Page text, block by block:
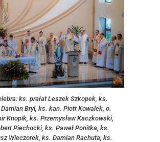
ks. prałat Leszek Szkopek, ks.
Bryl, ks. kan. Piotr Kowalek, o.
Knopik, ks. Przemysław Kaczkowski,
Piechocki, ks. Paweł Ponitka, ks.
Wieczorek, ks. Damian Rachuta, ks.